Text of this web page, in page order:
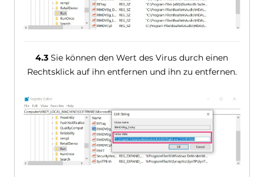
4.3 Sie können den Wert des Virus durch einen
Rechtsklick auf ihn entfernen und ihn zu entfernen.